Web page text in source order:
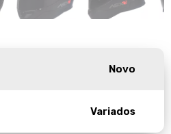
Novo
Variados